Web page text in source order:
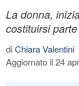
La donna,
costituirsi
diChiara Valentini
Aggiornato il 24